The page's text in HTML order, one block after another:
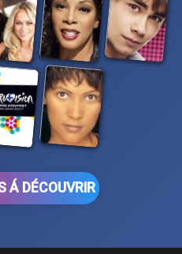
Á DÉCOUVRIR